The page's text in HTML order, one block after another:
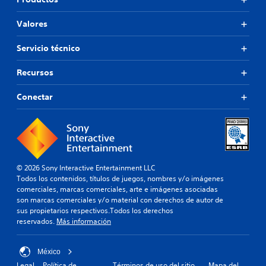
Valores
Servicio técnico
Recursos
Conectar
© 2026 Sony Interactive Entertainment LLC
Todos los contenidos, títulos de juegos, nombres y/o imágenes
comerciales, marcas comerciales, arte e imágenes asociadas
son marcas comerciales y/o material con derechos de autor de
sus propietarios respectivos.Todos los derechos
reservados. Más información
México